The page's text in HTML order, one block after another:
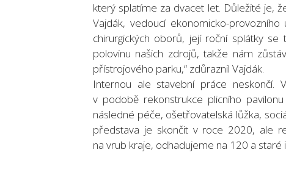
který splatíme za dvacet let. Důležité je,
Vajdák, vedoucí ekonomicko-
chirurgických oborů, její roční splátky
polovinu našich zdrojů, takže nám
přístrojového parku,“ zdůraznil Vajdák.
Internou ale stavební práce neskončí.
v podobě rekonstrukce plicního
následné péče, ošetřovatelská lůžka,
představa je skončit v roce 2020, ale
na vrub kraje, odhadujeme na 120 a staré